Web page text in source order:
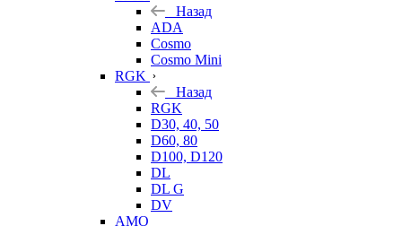
Назад
ADA
Cosmo
Cosmo Mini
RGK
Назад
RGK
D30, 40, 50
D60, 80
D100, D120
DL
DL G
DV
AMO